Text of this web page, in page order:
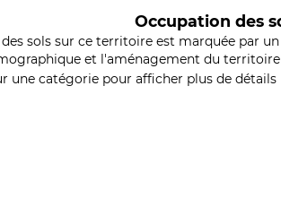
Occupation des
sols sur ce territoire est marquée par
et l'aménagement du
une catégorie pour afficher plus de détails